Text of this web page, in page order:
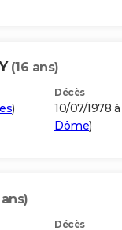
(16 ans)
)
Décès
10/07/1978 à
Dôme)
Décès